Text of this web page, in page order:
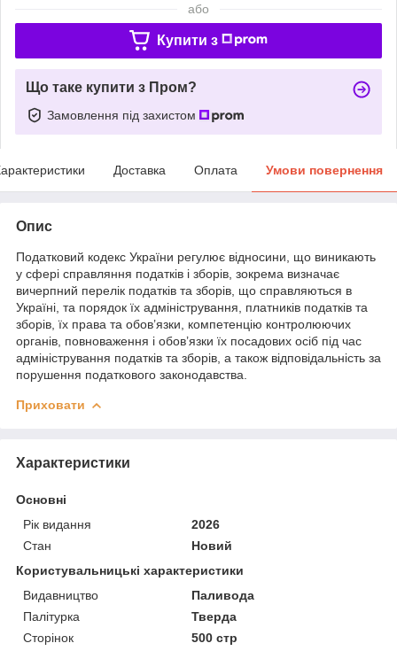
або
Купити з
Що таке купити з Пром?
Замовлення під захистом
Доставка Оплата Умови повернення
Опис
Податковий кодекс України регулює відносини, що виникають
у сфері справляння податків і зборів, зокрема визначає
вичерпний перелік податків та зборів, що справляються в
Україні, та порядок їх адміністрування, платників податків та
зборів, їх права та обов’язки, компетенцію контролюючих
органів, повноваження і обов’язки їх посадових осіб під час
адміністрування податків та зборів, а також відповідальність за
порушення податкового законодавства.
Приховати
Характеристики
Основні
Рік видання
2026
Стан
Новий
Користувальницькі характеристики
Видавництво
Паливода
Палітурка
Тверда
Сторінок
500 стр